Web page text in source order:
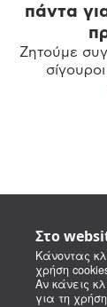
Στο
Κάνοντας
χρήση
Αν κάνεις
για τη
πάντα
Ζητούμε